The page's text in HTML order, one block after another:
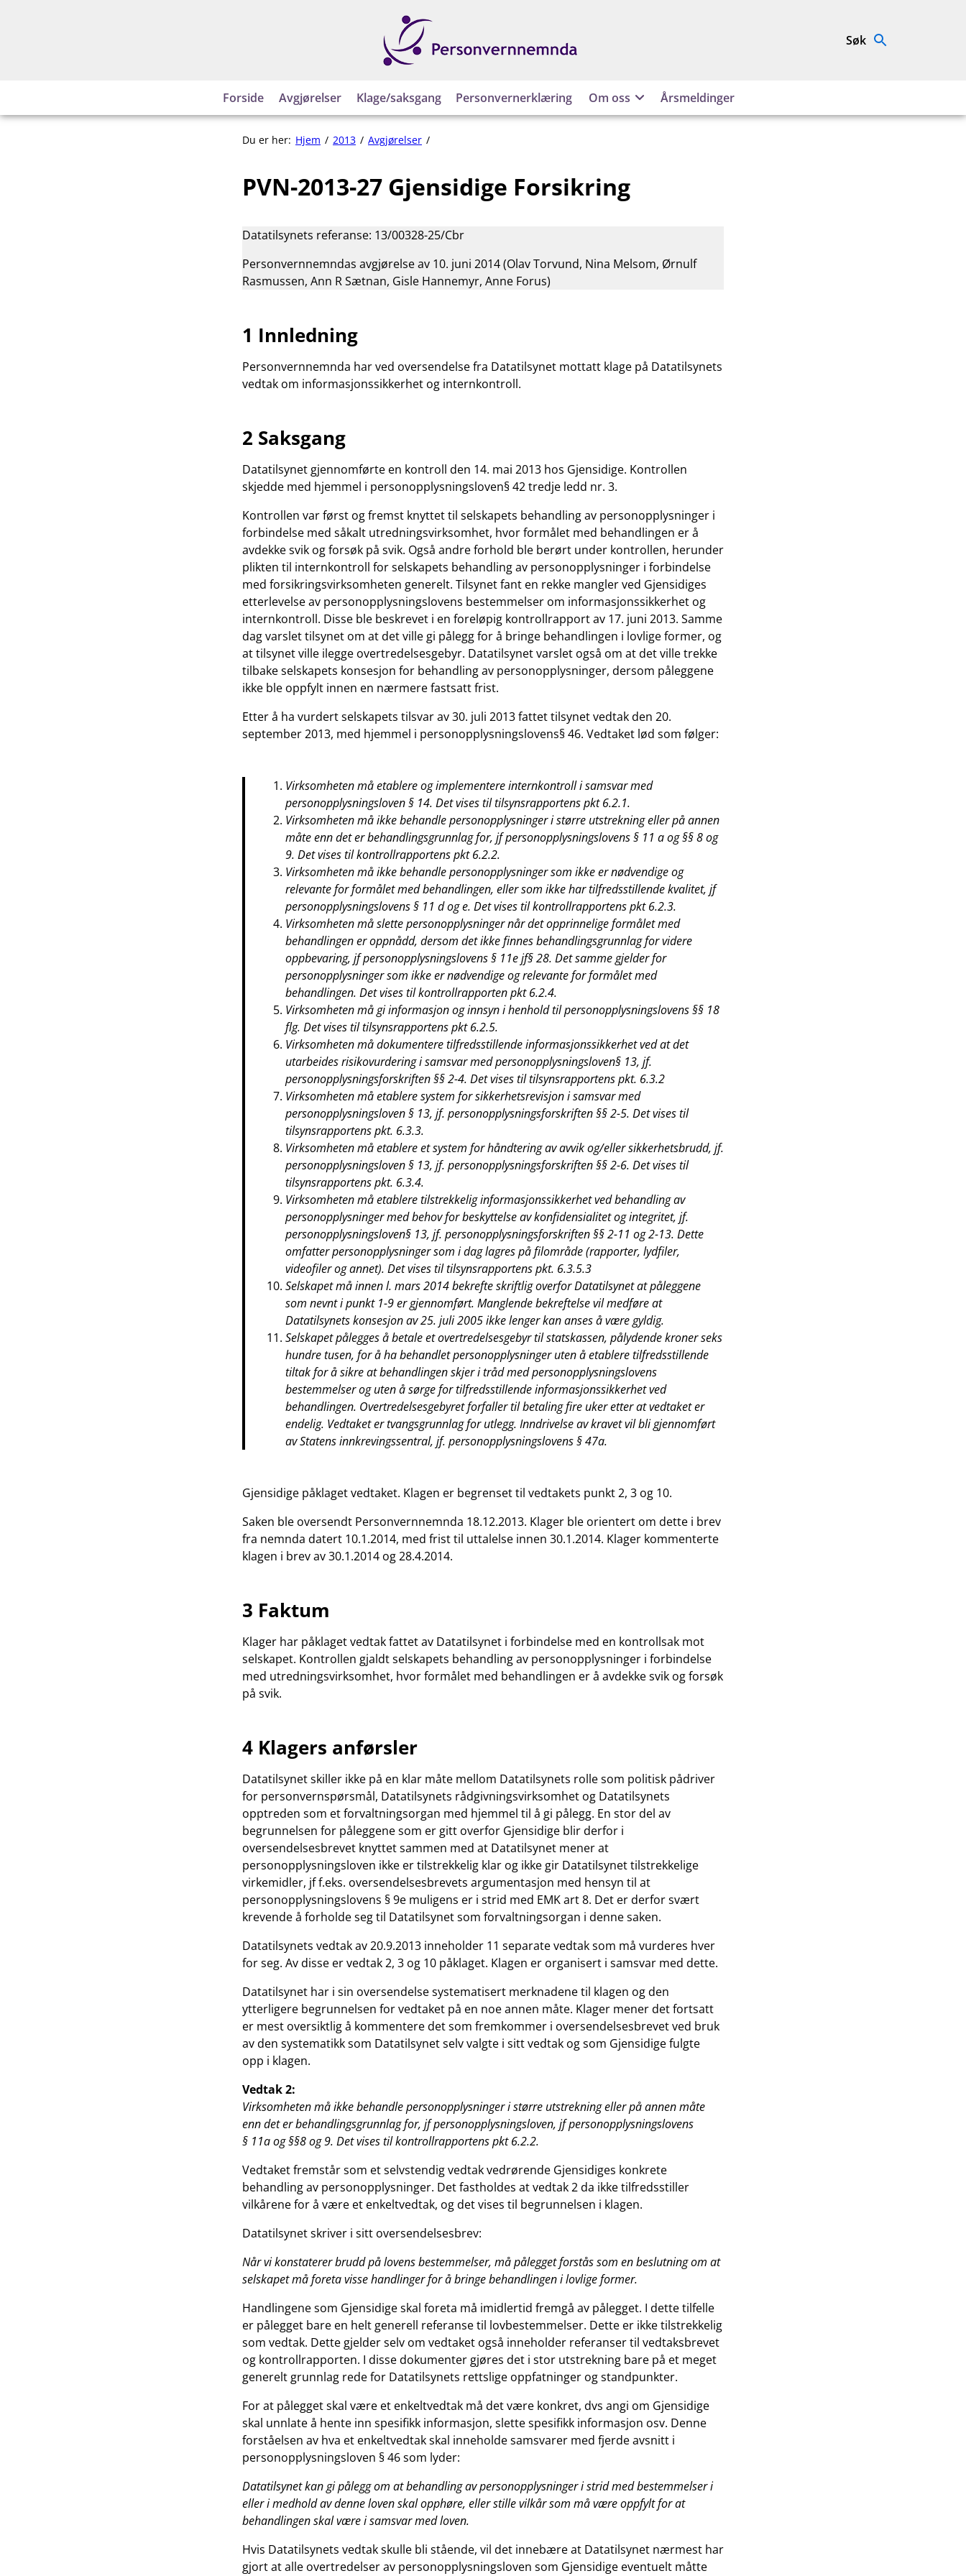
Personvernnemnda Søk
Forside Avgjørelser Klage/saksgang Personvernerklæring Om oss Årsmeldinger
Du er her: Hjem 2013 Avgjørelser
Gjensidige
Forsikring
PVN-2013-27 Gjensidige Forsikring
Datatilsynets referanse: 13/00328-25/Cbr
Personvernnemndas avgjørelse av 10. juni 2014 (Olav Torvund, Nina Melsom, Ørnulf
Rasmussen, Ann R Sætnan, Gisle Hannemyr, Anne Forus)
1 Innledning
Personvernnemnda har ved oversendelse fra Datatilsynet mottatt klage på Datatilsynets
vedtak om informasjonssikkerhet og internkontroll.
2 Saksgang
Datatilsynet gjennomførte en kontroll den 14. mai 2013 hos Gjensidige. Kontrollen
skjedde med hjemmel i personopplysningsloven§ 42 tredje ledd nr. 3.
Kontrollen var først og fremst knyttet til selskapets behandling av personopplysninger i
forbindelse med såkalt utredningsvirksomhet, hvor formålet med behandlingen er å
avdekke svik og forsøk på svik. Også andre forhold ble berørt under kontrollen, herunder
plikten til internkontroll for selskapets behandling av personopplysninger i forbindelse
med forsikringsvirksomheten generelt. Tilsynet fant en rekke mangler ved Gjensidiges
etterlevelse av personopplysningslovens bestemmelser om informasjonssikkerhet og
internkontroll. Disse ble beskrevet i en foreløpig kontrollrapport av 17. juni 2013. Samme
dag varslet tilsynet om at det ville gi pålegg for å bringe behandlingen i lovlige former, og
at tilsynet ville ilegge overtredelsesgebyr. Datatilsynet varslet også om at det ville trekke
tilbake selskapets konsesjon for behandling av personopplysninger, dersom påleggene
ikke ble oppfylt innen en nærmere fastsatt frist.
Etter å ha vurdert selskapets tilsvar av 30. juli 2013 fattet tilsynet vedtak den 20.
september 2013, med hjemmel i personopplysningslovens§ 46. Vedtaket lød som følger:
Virksomheten må etablere og implementere internkontroll i samsvar med
personopplysningsloven § 14. Det vises til tilsynsrapportens pkt 6.2.1.
Virksomheten må ikke behandle personopplysninger i større utstrekning eller på annen
måte enn det er behandlingsgrunnlag for, jf personopplysningslovens § 11 a og §§ 8 og
9. Det vises til kontrollrapportens pkt 6.2.2.
Virksomheten må ikke behandle personopplysninger som ikke er nødvendige og
relevante for formålet med behandlingen, eller som ikke har tilfredsstillende kvalitet, jf
personopplysningslovens § 11 d og e. Det vises til kontrollrapportens pkt 6.2.3.
Virksomheten må slette personopplysninger når det opprinnelige formålet med
behandlingen er oppnådd, dersom det ikke finnes behandlingsgrunnlag for videre
oppbevaring, jf personopplysningslovens § 11e jf§ 28. Det samme gjelder for
personopplysninger som ikke er nødvendige og relevante for formålet med
behandlingen. Det vises til kontrollrapporten pkt 6.2.4.
Virksomheten må gi informasjon og innsyn i henhold til personopplysningslovens §§ 18
flg. Det vises til tilsynsrapportens pkt 6.2.5.
Virksomheten må dokumentere tilfredsstillende informasjonssikkerhet ved at det
utarbeides risikovurdering i samsvar med personopplysningsloven§ 13, jf.
personopplysningsforskriften §§ 2-4. Det vises til tilsynsrapportens pkt. 6.3.2
Virksomheten må etablere system for sikkerhetsrevisjon i samsvar med
personopplysningsloven § 13, jf. personopplysningsforskriften §§ 2-5. Det vises til
tilsynsrapportens pkt. 6.3.3.
Virksomheten må etablere et system for håndtering av avvik og/eller sikkerhetsbrudd, jf.
personopplysningsloven § 13, jf. personopplysningsforskriften §§ 2-6. Det vises til
tilsynsrapportens pkt. 6.3.4.
Virksomheten må etablere tilstrekkelig informasjonssikkerhet ved behandling av
personopplysninger med behov for beskyttelse av konfidensialitet og integritet, jf.
personopplysningsloven§ 13, jf. personopplysningsforskriften §§ 2-11 og 2-13. Dette
omfatter personopplysninger som i dag lagres på filområde (rapporter, lydfiler,
videofiler og annet). Det vises til tilsynsrapportens pkt. 6.3.5.3
Selskapet må innen l. mars 2014 bekrefte skriftlig overfor Datatilsynet at påleggene
som nevnt i punkt 1-9 er gjennomført. Manglende bekreftelse vil medføre at
Datatilsynets konsesjon av 25. juli 2005 ikke lenger kan anses å være gyldig.
Selskapet pålegges å betale et overtredelsesgebyr til statskassen, pålydende kroner seks
hundre tusen, for å ha behandlet personopplysninger uten å etablere tilfredsstillende
tiltak for å sikre at behandlingen skjer i tråd med personopplysningslovens
bestemmelser og uten å sørge for tilfredsstillende informasjonssikkerhet ved
behandlingen. Overtredelsesgebyret forfaller til betaling fire uker etter at vedtaket er
endelig. Vedtaket er tvangsgrunnlag for utlegg. Inndrivelse av kravet vil bli gjennomført
av Statens innkrevingssentral, jf. personopplysningslovens § 47a.
Gjensidige påklaget vedtaket. Klagen er begrenset til vedtakets punkt 2, 3 og 10.
Saken ble oversendt Personvernnemnda 18.12.2013. Klager ble orientert om dette i brev
fra nemnda datert 10.1.2014, med frist til uttalelse innen 30.1.2014. Klager kommenterte
klagen i brev av 30.1.2014 og 28.4.2014.
3 Faktum
Klager har påklaget vedtak fattet av Datatilsynet i forbindelse med en kontrollsak mot
selskapet. Kontrollen gjaldt selskapets behandling av personopplysninger i forbindelse
med utredningsvirksomhet, hvor formålet med behandlingen er å avdekke svik og forsøk
på svik.
4 Klagers anførsler
Datatilsynet skiller ikke på en klar måte mellom Datatilsynets rolle som politisk pådriver
for personvernspørsmål, Datatilsynets rådgivningsvirksomhet og Datatilsynets
opptreden som et forvaltningsorgan med hjemmel til å gi pålegg. En stor del av
begrunnelsen for påleggene som er gitt overfor Gjensidige blir derfor i
oversendelsesbrevet knyttet sammen med at Datatilsynet mener at
personopplysningsloven ikke er tilstrekkelig klar og ikke gir Datatilsynet tilstrekkelige
virkemidler, jf f.eks. oversendelsesbrevets argumentasjon med hensyn til at
personopplysningslovens § 9e muligens er i strid med EMK art 8. Det er derfor svært
krevende å forholde seg til Datatilsynet som forvaltningsorgan i denne saken.
Datatilsynets vedtak av 20.9.2013 inneholder 11 separate vedtak som må vurderes hver
for seg. Av disse er vedtak 2, 3 og 10 påklaget. Klagen er organisert i samsvar med dette.
Datatilsynet har i sin oversendelse systematisert merknadene til klagen og den
ytterligere begrunnelsen for vedtaket på en noe annen måte. Klager mener det fortsatt
er mest oversiktlig å kommentere det som fremkommer i oversendelsesbrevet ved bruk
av den systematikk som Datatilsynet selv valgte i sitt vedtak og som Gjensidige fulgte
opp i klagen.
Vedtak 2:
Virksomheten må ikke behandle personopplysninger i større utstrekning eller på annen måte
enn det er behandlingsgrunnlag for, jf personopplysningsloven, jf personopplysningslovens
§ 11a og §§8 og 9. Det vises til kontrollrapportens pkt 6.2.2.
Vedtaket fremstår som et selvstendig vedtak vedrørende Gjensidiges konkrete
behandling av personopplysninger. Det fastholdes at vedtak 2 da ikke tilfredsstiller
vilkårene for å være et enkeltvedtak, og det vises til begrunnelsen i klagen.
Datatilsynet skriver i sitt oversendelsesbrev:
Når vi konstaterer brudd på lovens bestemmelser, må pålegget forstås som en beslutning om at
selskapet må foreta visse handlinger for å bringe behandlingen i lovlige former.
Handlingene som Gjensidige skal foreta må imidlertid fremgå av pålegget. I dette tilfelle
er pålegget bare en helt generell referanse til lovbestemmelser. Dette er ikke tilstrekkelig
som vedtak. Dette gjelder selv om vedtaket også inneholder referanser til vedtaksbrevet
og kontrollrapporten. I disse dokumenter gjøres det i stor utstrekning bare på et meget
generelt grunnlag rede for Datatilsynets rettslige oppfatninger og standpunkter.
For at pålegget skal være et enkeltvedtak må det være konkret, dvs angi om Gjensidige
skal unnlate å hente inn spesifikk informasjon, slette spesifikk informasjon osv. Denne
forståelsen av hva et enkeltvedtak skal inneholde samsvarer med fjerde avsnitt i
personopplysningsloven § 46 som lyder:
Datatilsynet kan gi pålegg om at behandling av personopplysninger i strid med bestemmelser i
eller i medhold av denne loven skal opphøre, eller stille vilkår som må være oppfylt for at
behandlingen skal være i samsvar med loven.
Hvis Datatilsynets vedtak skulle bli stående, vil det innebære at Datatilsynet nærmest har
gjort at alle overtredelser av personopplysningsloven som Gjensidige eventuelt måtte